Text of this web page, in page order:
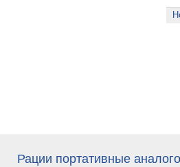
Рации портативные